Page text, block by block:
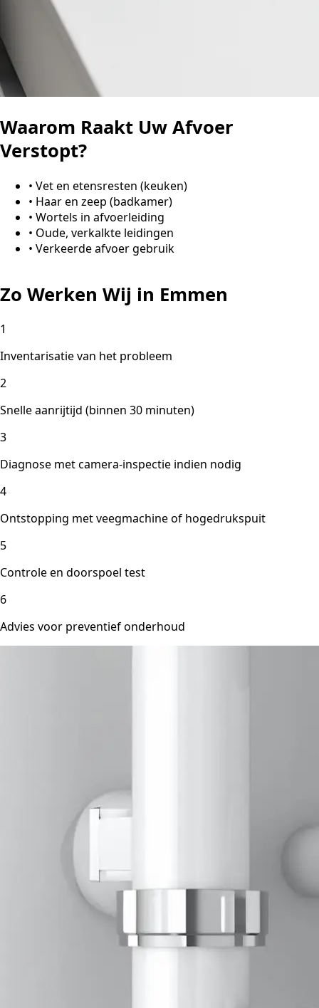
Waarom Raakt Uw Afvoer
Verstopt?
• Vet en etensresten (keuken)
• Haar en zeep (badkamer)
• Wortels in afvoerleiding
• Oude, verkalkte leidingen
• Verkeerde afvoer gebruik
Zo Werken Wij in Emmen
1
Inventarisatie van het probleem
2
Snelle aanrijtijd (binnen 30 minuten)
3
Diagnose met camera-inspectie indien nodig
4
Ontstopping met veegmachine of hogedrukspuit
5
Controle en doorspoel test
6
Advies voor preventief onderhoud